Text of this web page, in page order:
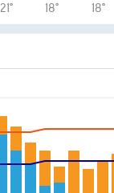
21°
18°
18°